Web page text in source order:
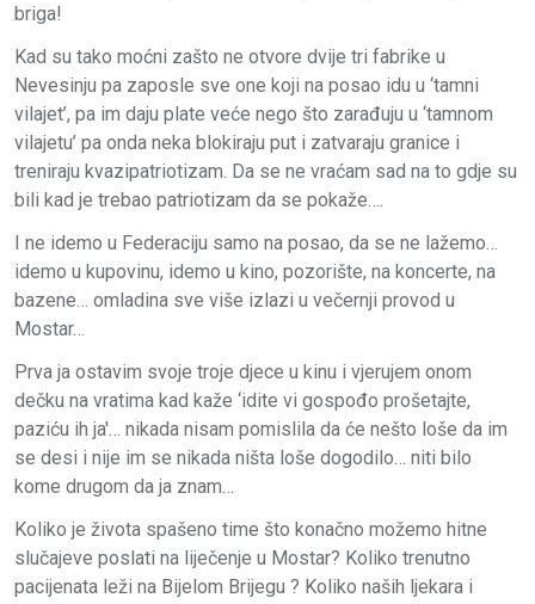
briga!
Kad su tako moćni zašto ne otvore dvije tri fabrike u
Nevesinju pa zaposle sve one koji na posao idu u ‘tamni
vilajet’, pa im daju plate veće nego što zarađuju u ‘tamnom
vilajetu’ pa onda neka blokiraju put i zatvaraju granice i
treniraju kvazipatriotizam. Da se ne vraćam sad na to gdje su
bili kad je trebao patriotizam da se pokaže….
I ne idemo u Federaciju samo na posao, da se ne lažemo…
idemo u kupovinu, idemo u kino, pozorište, na koncerte, na
bazene… omladina sve više izlazi u večernji provod u
Mostar…
Prva ja ostavim svoje troje djece u kinu i vjerujem onom
dečku na vratima kad kaže ‘idite vi gospođo prošetajte,
paziću ih ja'… nikada nisam pomislila da će nešto loše da im
se desi i nije im se nikada ništa loše dogodilo… niti bilo
kome drugom da ja znam…
Koliko je života spašeno time što konačno možemo hitne
slučajeve poslati na liječenje u Mostar? Koliko trenutno
pacijenata leži na Bijelom Brijegu ? Koliko naših ljekara i